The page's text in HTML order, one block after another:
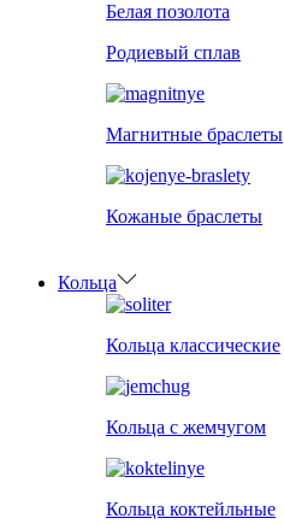
Белая позолота
Родиевый сплав
Магнитные браслеты
Кожаные браслеты
Кольца
Кольца классические
Кольца с жемчугом
Кольца коктейльные